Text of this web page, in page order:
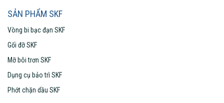
SẢN PHẨM SKF
Vòng bi bạc đạn SKF
Gối đỡ SKF
Mỡ bôi trơn SKF
Dụng cụ bảo trì SKF
Phớt chặn dầu SKF